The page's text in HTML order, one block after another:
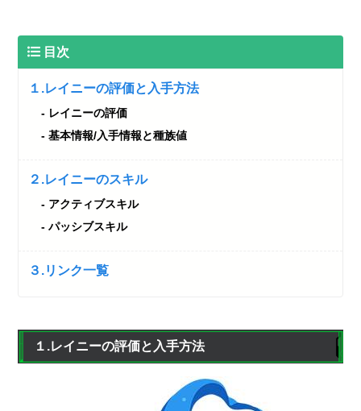
目次
１.レイニーの評価と入手方法
レイニーの評価
基本情報/入手情報と種族値
２.レイニーのスキル
アクティブスキル
パッシブスキル
３.リンク一覧
１.レイニーの評価と入手方法